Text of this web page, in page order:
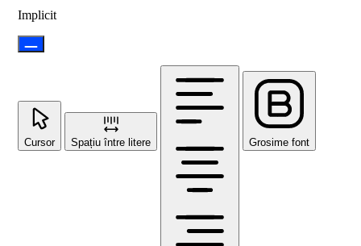
Implicit
Cursor Spațiu între litere Grosime font